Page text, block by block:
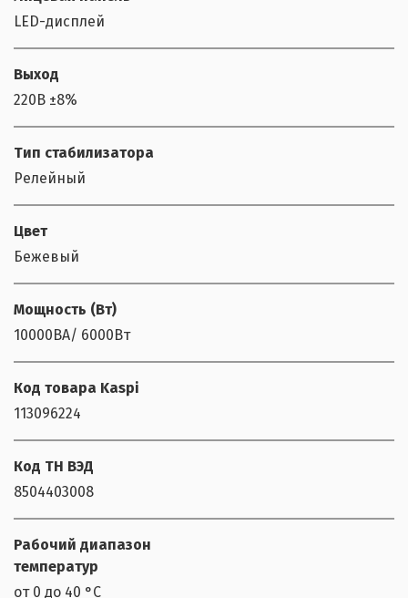
LED-дисплей
Выход
220В ±8%
Тип стабилизатора
Релейный
Цвет
Бежевый
Мощность (Bт)
10000ВА/ 6000Вт
Код товара Kaspi
113096224
Код ТН ВЭД
8504403008
Рабочий диапазон
температур
от 0 до 40 °С